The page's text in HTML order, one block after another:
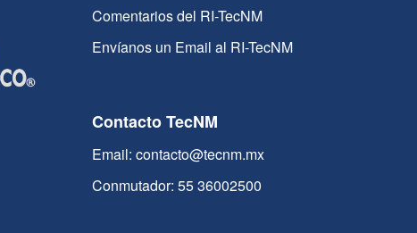
Comentarios del RI-TecNM
Envíanos un Email al RI-TecNM
Contacto TecNM
Email: contacto@tecnm.mx
Conmutador: 55 36002500